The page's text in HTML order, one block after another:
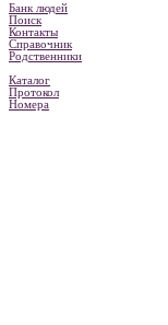
Банк людей
Поиск
Контакты
Справочник
Родственники
Каталог
Протокол
Номера